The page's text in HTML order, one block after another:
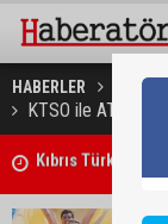
HABERLER GÜNDEM
KTSO ile ATO
Girne'deki cinayet